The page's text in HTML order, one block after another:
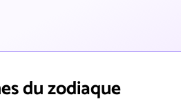
du zodiaque